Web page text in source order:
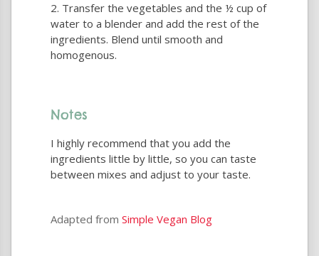
Transfer the vegetables and the ½ cup of
water to a blender and add the rest of the
ingredients. Blend until smooth and
homogenous.
Notes
I highly recommend that you add the
ingredients little by little, so you can taste
between mixes and adjust to your taste.
Adapted from Simple Vegan Blog